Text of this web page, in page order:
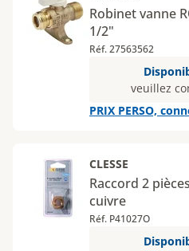
Robinet vanne
1/2"
Réf. 27563562
veuillez
PRIX PERSO,
CLESSE
Raccord 2
cuivre
Réf. P41027O